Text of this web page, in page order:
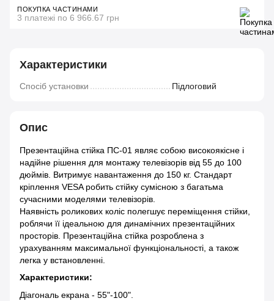
ПОКУПКА ЧАСТИНАМИ
3 платежі по 6 966.67 грн
Характеристики
Спосіб установки Підлоговий
Опис
Презентаційна стійка ПС-01 являє собою високоякісне і
надійне рішення для монтажу телевізорів від 55 до 100
дюймів. Витримує навантаження до 150 кг. Стандарт
кріплення VESA робить стійку сумісною з багатьма
сучасними моделями телевізорів.
Наявність роликових коліс полегшує переміщення стійки,
роблячи її ідеальною для динамічних презентаційних
просторів. Презентаційна стійка розроблена з
урахуванням максимальної функціональності, а також
легка у встановленні.
Характеристики:
Діагональ екрана - 55"-100".